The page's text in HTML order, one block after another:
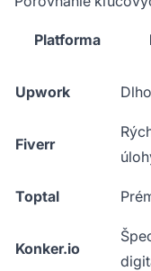
Platforma
Upwork
Fiverr
Toptal
Konker.io